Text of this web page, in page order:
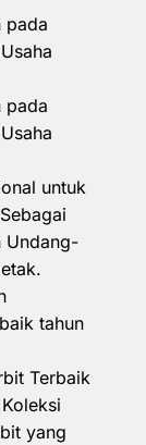
pada
pada
untuk
Undang-
tahun
Terbaik
yang